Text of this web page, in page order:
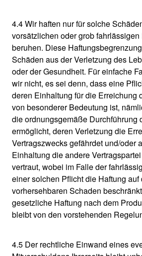
4.4 Wir haften nur für solche
vorsätzlichen oder grob
beruhen. Diese
Schäden aus der Verletzung des
oder der Gesundheit. Für einfache
wir nicht, es sei denn, dass eine
deren Einhaltung für die Erreichung
von besonderer Bedeutung ist,
die ordnungsgemäße Durchführung
ermöglicht, deren Verletzung die
Vertragszwecks gefährdet und/oder
Einhaltung die andere
vertraut, wobei im Falle der
einer solchen Pflicht die Haftung auf
vorhersehbaren Schaden
gesetzliche Haftung nach dem
bleibt von den vorstehenden
4.5 Der rechtliche Einwand eines